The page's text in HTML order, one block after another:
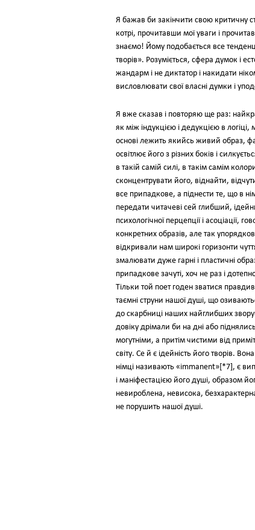
Я бажав би закінчити свою критичну
котрі, прочитавши мої уваги і
знаємо! Йому подобається все
творів». Розуміється, сфера думок і
жандарм і не диктатор і накидати
висловлювати свої власні думки і
Я вже сказав і повторяю ще раз:
як між індукцією і дедукцією в
основі лежить якийсь живий образ,
освітлює його з різних боків і
в такій самій силі, в такім самім
сконцентрувати його, віднайти,
все припадкове, а піднести те, що в
передати читачеві сей глибший,
психологічної перцепції і
конкретних образів, але так
відкривали нам широкі горизонти
змалювати дуже гарні і пластичні
припадкове зачуті, хоч не раз і
Тільки той поет годен зватися
таємні струни нашої душі, що
до скарбниці наших найглибших
довіку дрімали би на дні або
могутніми, а притім чистими від
світу. Се й є ідейність його творів.
німці називають «immanent»[*7], є
і маніфестацією його душі, образом
невироблена, невисока,
не порушить нашої душі.